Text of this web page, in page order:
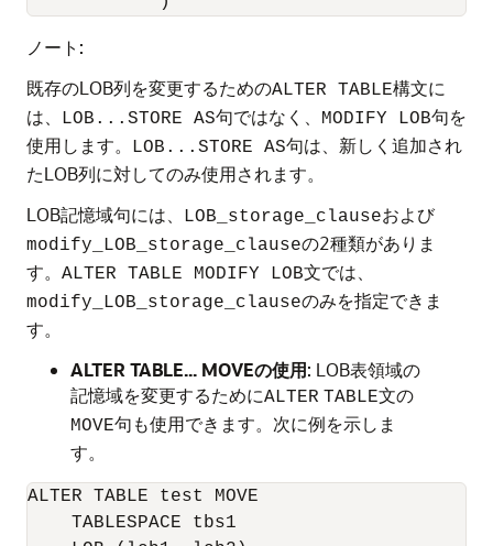
ノート:
既存のLOB列を変更するためのALTER TABLE構文に
は、
LOB...STORE AS句ではなく、 MODIFY LOB句を
使用します。
LOB...STORE AS句は、新しく追加され
たLOB列に対してのみ使用されます。
LOB記憶域句には、
LOB_storage_clauseおよび
modify_LOB_storage_clauseの2種類がありま
す。 ALTER TABLE MODIFY LOB文では、
modify_LOB_storage_clauseのみを指定できま
す。
ALTER TABLE... MOVEの使用: LOB表領域の
記憶域を変更するためにALTER TABLE文の
MOVE句も使用できます。次に例を示しま
す。
ALTER TABLE test MOVE
    TABLESPACE tbs1